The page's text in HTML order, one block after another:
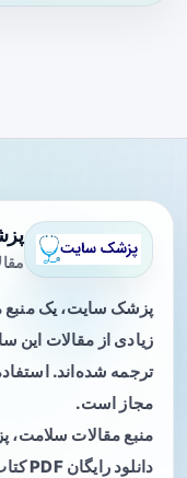
پزشک سایت، یک
زیادی از مقالات
ترجمه شده‌اند.
مجاز است.
منبع مقالات سلامت،
دانلود رایگان PDF کتاب‌های پزشکی.